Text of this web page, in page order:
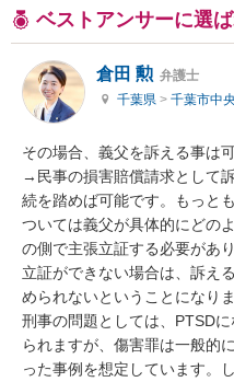
ベストアンサーに選
倉田 勲 弁護士
千葉県 > 千葉市中
その場合、義父を訴える事は
→民事の損害賠償請求として
続を踏めば可能です。もっと
ついては義父が具体的にどの
の側で主張立証する必要があ
立証ができない場合は、訴え
められないということになりま
刑事の問題としては、PTSD
られますが、傷害罪は一般的
った事例を想定しています。